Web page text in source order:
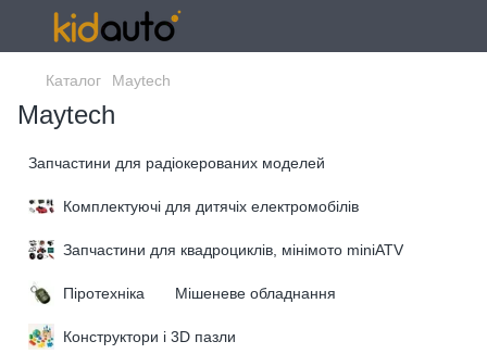
Каталог Maytech
Maytech
Запчастини для радіокерованих моделей
Комплектуючі для дитячіх електромобілів
Запчастини для квадроциклів, мінімото miniATV
Піротехніка Мішеневе обладнання
Конструктори і 3D пазли